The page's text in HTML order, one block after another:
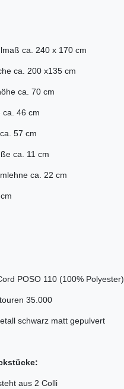
ca. 240 x 170 cm
ca. 200 x135 cm
ca. 70 cm
ca. 46 cm
57 cm
ca. 11 cm
ca. 22 cm
POSO 110 (100% Polyester)
35.000
schwarz matt gepulvert
aus 2 Colli